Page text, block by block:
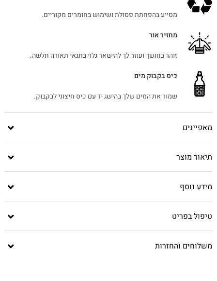
מסייע בהפחתת פסולת ושימוש בחומרים מקוריים.
מחזיר אור
זוהר בחושך ועוזר לך להישאר גלוי בתנאי תאורה חלשה.
כיס בקבוק מים
שמור את המים שלך בהישג יד עם כיס חיצוני לבקבוק.
מאפיינים
תיאור מוצר
מידע נוסף
טיפול בפריט
משלוחים והחזרות